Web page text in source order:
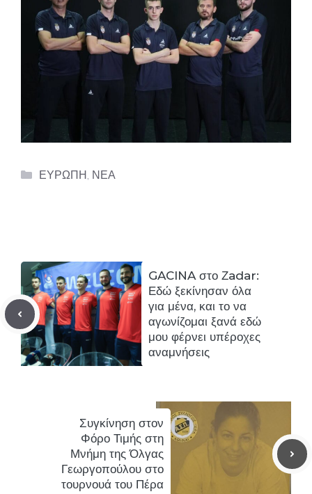
Categories
ΕΥΡΩΠΗ, ΝΕΑ
GACINA στο Ζadar:
Εδώ ξεκίνησαν όλα
για μένα, και το να
αγωνίζομαι ξανά εδώ
μου φέρνει υπέροχες
αναμνήσεις
Συγκίνηση στον
Φόρο Τιμής στη
Μνήμη της Όλγας
Γεωργοπούλου στο
τουρνουά του Πέρα